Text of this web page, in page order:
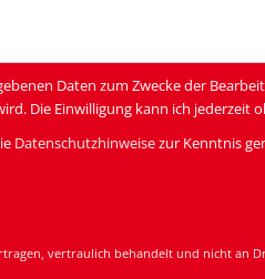
Daten zum Zwecke der
Die Einwilligung kann ich jederzeit
Datenschutzhinweisezur Kenntnis
vertraulich behandelt und nicht an